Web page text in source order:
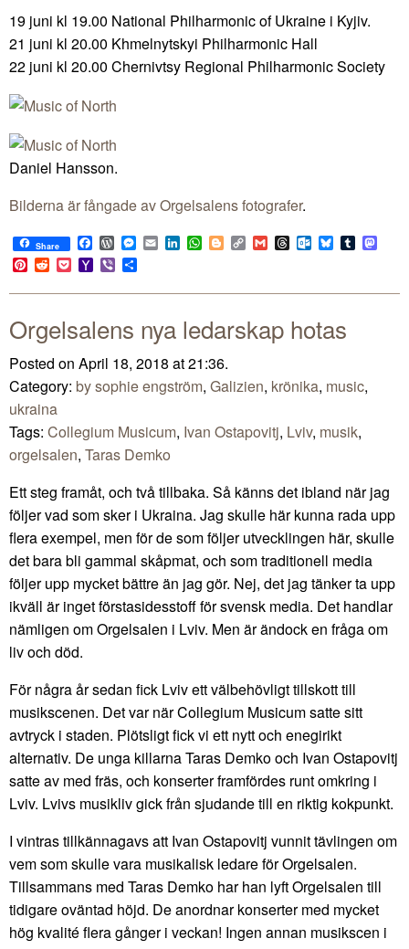
19 juni kl 19.00 National Philharmonic of Ukraine i Kyjiv.
21 juni kl 20.00 Khmelnytskyi Philharmonic Hall
22 juni kl 20.00 Chernivtsy Regional Philharmonic Society
Daniel Hansson.
Bilderna är fångade av Orgelsalens fotografer.
Share Facebook
WordPress
Messenger
EmailLinkedIn
WhatsApp
BloggerCopy
Link
GmailThreadsOutlook.com
BlueskyTumblr
Pinterest
RedditPocketYahoo
Mail
Viber
Orgelsalens nya ledarskap hotas
Posted on April 18, 2018 at 21:36.
Category: by sophie engström, Galizien, krönika, music,
ukraina
Tags: Collegium Musicum, Ivan Ostapovitj, Lviv, musik,
orgelsalen, Taras Demko
Ett steg framåt, och två tillbaka. Så känns det ibland när jag
följer vad som sker i Ukraina. Jag skulle här kunna rada upp
flera exempel, men för de som följer utvecklingen här, skulle
det bara bli gammal skåpmat, och som traditionell media
följer upp mycket bättre än jag gör. Nej, det jag tänker ta upp
ikväll är inget förstasidesstoff för svensk media. Det handlar
nämligen om Orgelsalen i Lviv. Men är ändock en fråga om
liv och död.
För några år sedan fick Lviv ett välbehövligt tillskott till
musikscenen. Det var när Collegium Musicum satte sitt
avtryck i staden. Plötsligt fick vi ett nytt och enegirikt
alternativ. De unga killarna Taras Demko och Ivan Ostapovitj
satte av med fräs, och konserter framfördes runt omkring i
Lviv. Lvivs musikliv gick från sjudande till en riktig kokpunkt.
I vintras tillkännagavs att Ivan Ostapovitj vunnit tävlingen om
vem som skulle vara musikalisk ledare för Orgelsalen.
Tillsammans med Taras Demko har han lyft Orgelsalen till
tidigare oväntad höjd. De anordnar konserter med mycket
hög kvalité flera gånger i veckan! Ingen annan musikscen i